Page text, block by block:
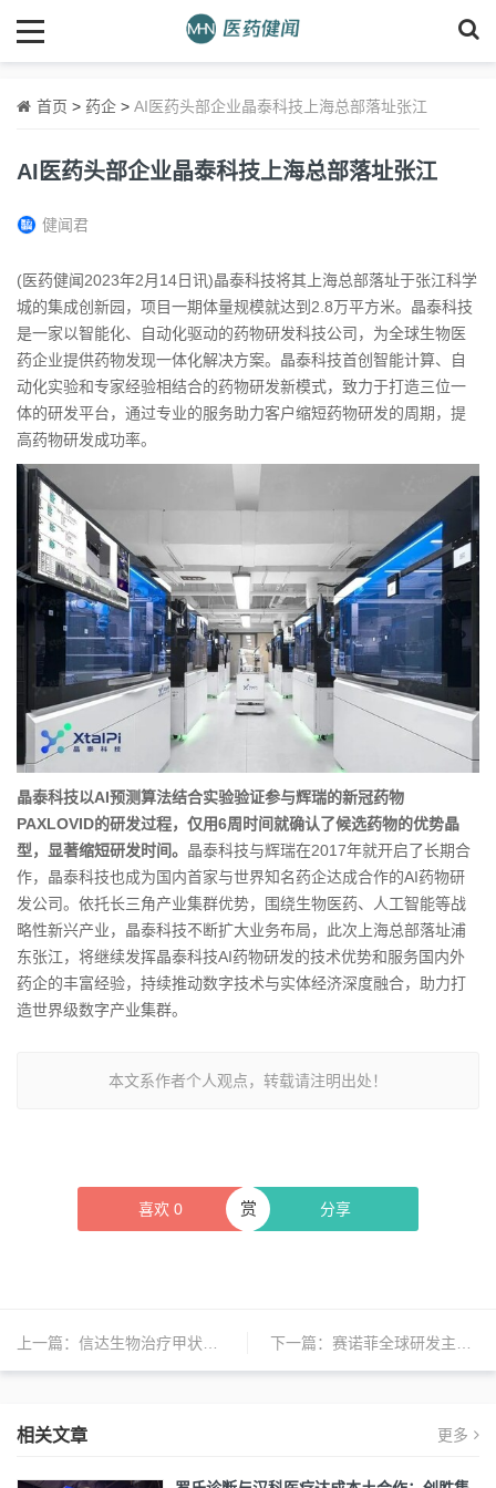
首页 > 药企 > AI医药头部企业晶泰科技上海总部落址张江
AI医药头部企业晶泰科技上海总部落址张江
健闻君
(医药健闻2023年2月14日讯)晶泰科技将其上海总部落址于张江科学
城的集成创新园，项目一期体量规模就达到2.8万平方米。晶泰科技
是一家以智能化、自动化驱动的药物研发科技公司，为全球生物医
药企业提供药物发现一体化解决方案。晶泰科技首创智能计算、自
动化实验和专家经验相结合的药物研发新模式，致力于打造三位一
体的研发平台，通过专业的服务助力客户缩短药物研发的周期，提
高药物研发成功率。
晶泰科技以AI预测算法结合实验验证参与辉瑞的新冠药物
PAXLOVID的研发过程，仅用6周时间就确认了候选药物的优势晶
型，显著缩短研发时间。 晶泰科技与辉瑞在2017年就开启了长期合
作，晶泰科技也成为国内首家与世界知名药企达成合作的AI药物研
发公司。依托长三角产业集群优势，围绕生物医药、人工智能等战
略性新兴产业，晶泰科技不断扩大业务布局，此次上海总部落址浦
东张江，将继续发挥晶泰科技AI药物研发的技术优势和服务国内外
药企的丰富经验，持续推动数字技术与实体经济深度融合，助力打
造世界级数字产业集群。
本文系作者个人观点，转载请注明出处！
喜欢 0 分享
赏
上一篇： 信达生物治疗甲状腺相关眼病的临床试验进入新阶段 下一篇： 赛诺菲全球研发主管John Reed离职，2023年公司将重点布局这些产品管线
相关文章 更多